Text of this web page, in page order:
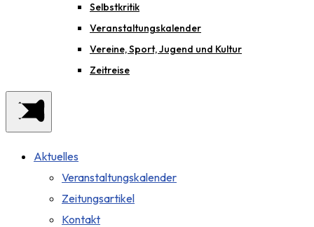
Selbstkritik
Veranstaltungskalender
Vereine, Sport, Jugend und Kultur
Zeitreise
Aktuelles
Veranstaltungskalender
Zeitungsartikel
Kontakt